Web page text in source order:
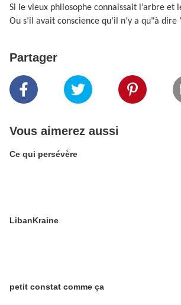
Si le vieux philosophe connaissait l’arbre et
Ou s’il avait conscience qu’il n’y a qu"à
Partager
Vous aimerez aussi
Ce qui persévère
LibanKraine
petit constat comme ça